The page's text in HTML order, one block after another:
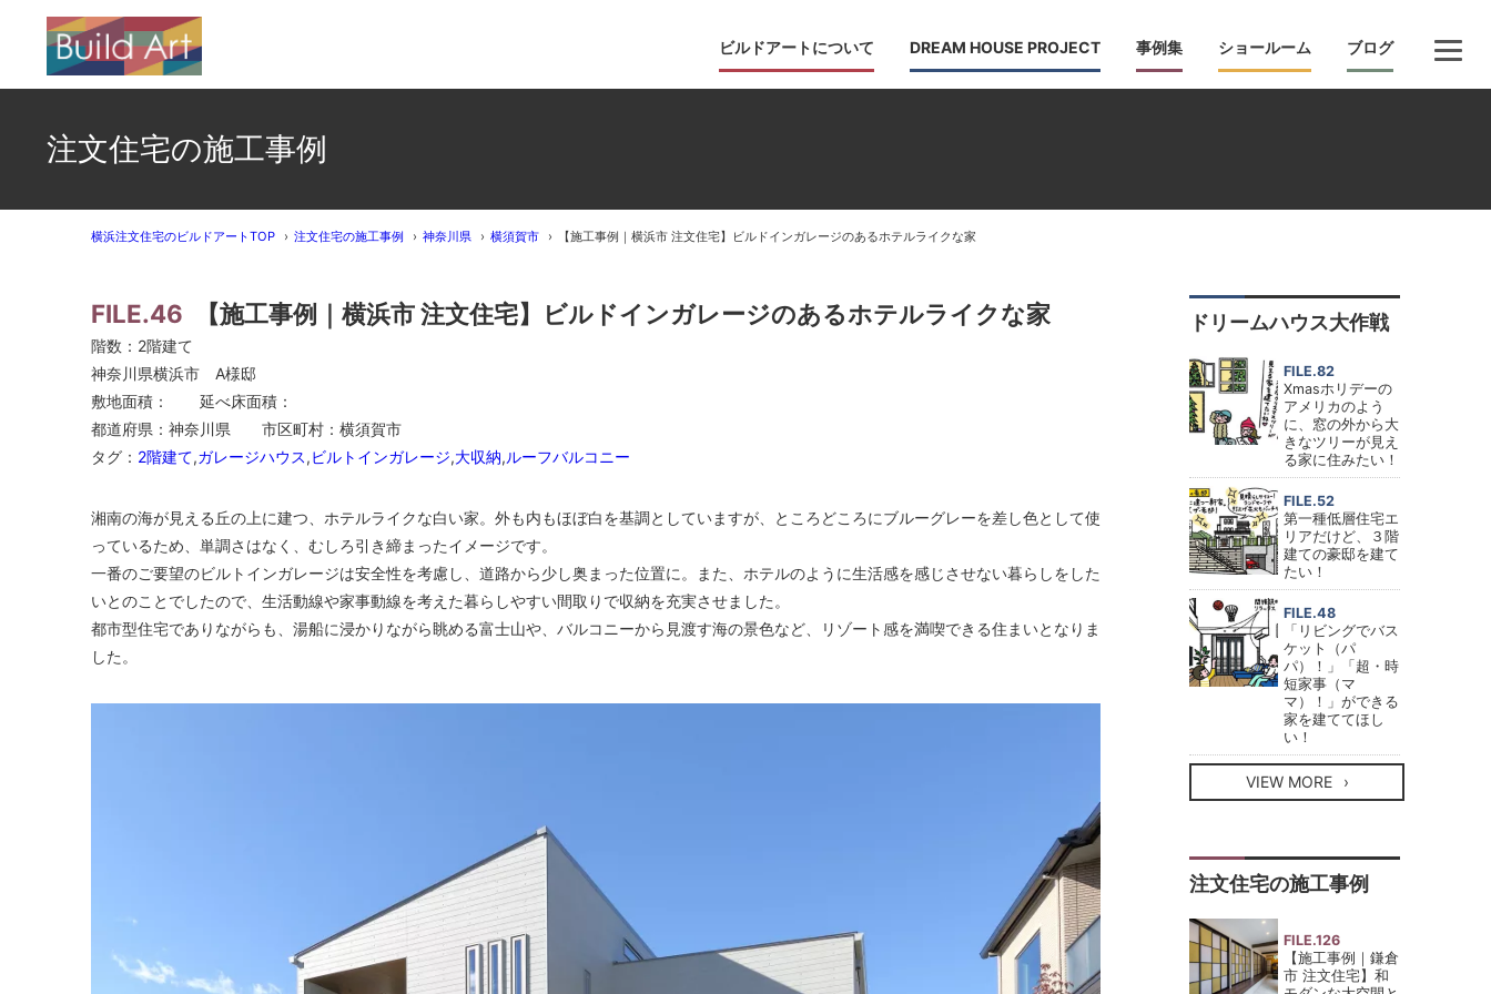
ビルドアートについて DREAM HOUSE PROJECT 事例集 ショールーム ブログ
注文住宅の施工事例
横浜注文住宅のビルドアートTOP 注文住宅の施工事例 神奈川県 横須賀市 【施工事例｜横浜市 注文住宅】ビルドインガレージのあるホテルライクな家
FILE.46 【施工事例｜横浜市 注文住宅】ビルドインガレージのあるホテルライクな家
階数：2階建て
神奈川県横浜市 A様邸
敷地面積： 延べ床面積：
都道府県：神奈川県 市区町村：横須賀市
タグ： 2階建て,ガレージハウス,ビルトインガレージ,大収納,ルーフバルコニー
湘南の海が見える丘の上に建つ、ホテルライクな白い家。外も内もほぼ白を基調としていますが、ところどころにブルーグレーを差し色として使
っているため、単調さはなく、むしろ引き締まったイメージです。
一番のご要望のビルトインガレージは安全性を考慮し、道路から少し奥まった位置に。また、ホテルのように生活感を感じさせない暮らしをした
いとのことでしたので、生活動線や家事動線を考えた暮らしやすい間取りで収納を充実させました。
都市型住宅でありながらも、湯船に浸かりながら眺める富士山や、バルコニーから見渡す海の景色など、リゾート感を満喫できる住まいとなりま
した。
ドリームハウス大作戦
FILE.82
Xmasホリデーの
アメリカのよう
に、窓の外から大
きなツリーが見え
る家に住みたい！
FILE.52
第一種低層住宅エ
リアだけど、３階
建ての豪邸を建て
たい！
FILE.48
「リビングでバス
ケット（パ
パ）！」「超・時
短家事（マ
マ）！」ができる
家を建ててほし
い！
VIEW MORE
注文住宅の施工事例
FILE.126
【施工事例｜鎌倉
市 注文住宅】和